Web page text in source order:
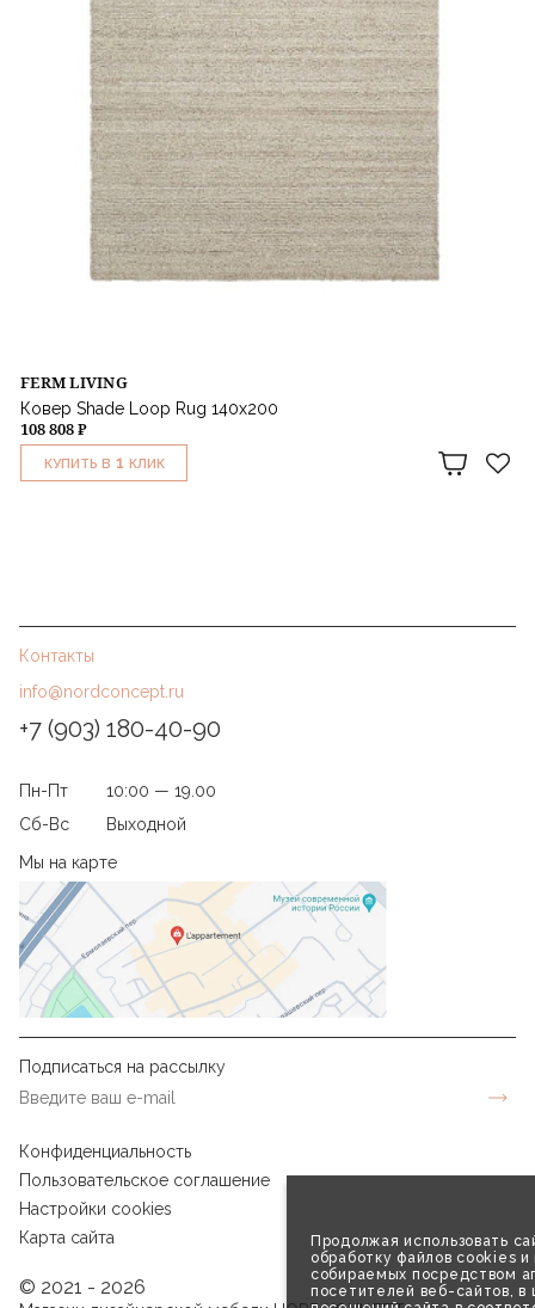
Продолжая использовать
обработку файлов cookies и
собираемых посредством
посетителей веб-сайтов, в
FERM LIVING
Ковер Shade Loop Rug 140x200
108 808 ₽
КУПИТЬ В 1 КЛИК
Контакты
info@nordconcept.ru
+7 (903) 180-40-90
Пн-Пт
10:00 — 19.00
Сб-Вс
Выходной
Мы на карте
Подписаться на рассылку
Конфиденциальность
Пользовательское соглашение
Настройки cookies
Карта сайта
© 2021 - 2026